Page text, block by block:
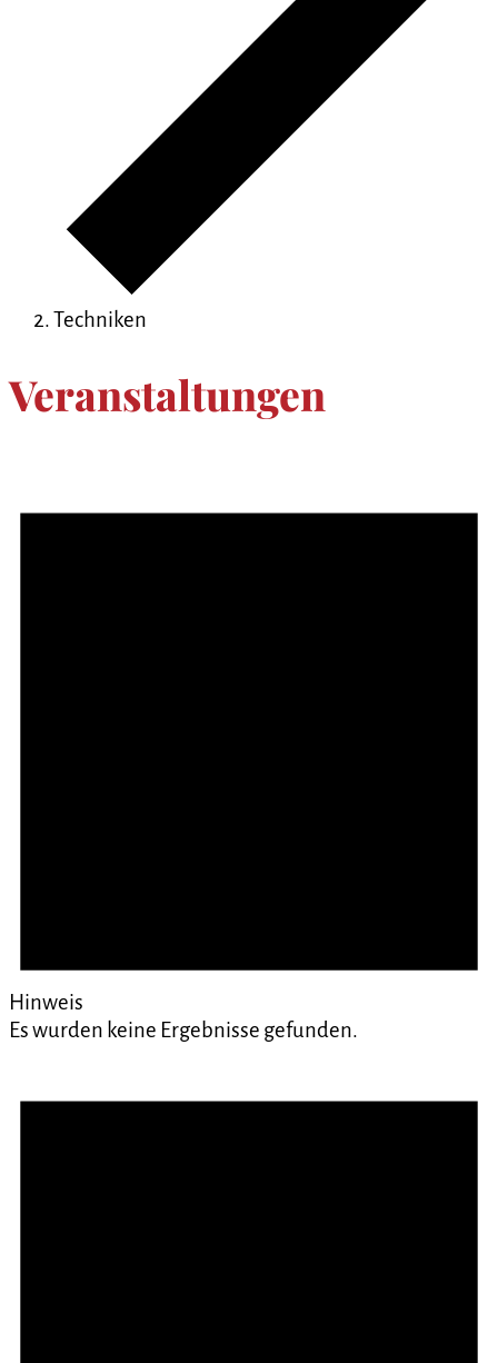
Techniken
Veranstaltungen
Hinweis
Es wurden keine Ergebnisse gefunden.